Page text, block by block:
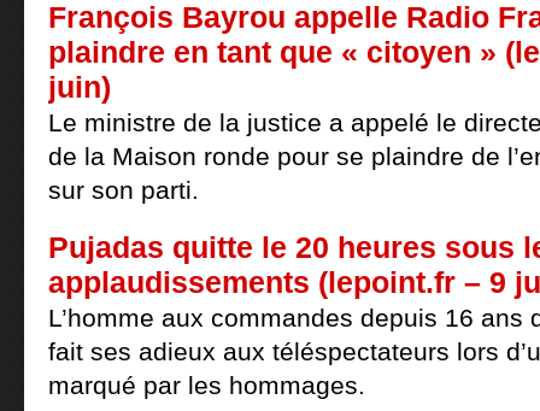
François Bayrou appelle Radio
plaindre en tant que « citoyen »
juin)
Le ministre de la justice a appelé le
de la Maison ronde pour se plaindre de
sur son parti.
Pujadas quitte le 20 heures sous
applaudissements (lepoint.fr – 9
L’homme aux commandes depuis 16 ans
fait ses adieux aux téléspectateurs lors
marqué par les hommages.